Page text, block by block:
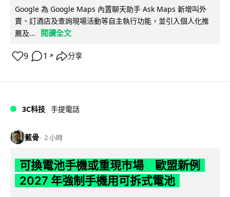
Google 為 Google Maps 內置聊天助手 Ask Maps 新增叫外
賣、訂酒店及查詢現場活動等自主執行功能，並引入個人化推
薦及...
閱讀全文
9 1 ↗ 分享
3C科技 手提電話
藍骨 2 小時
可換電池手機或重現市場 歐盟新例
2027 年強制手機用可拆式電池